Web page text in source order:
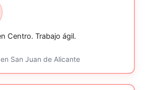
Centro. Trabajo ágil.
en San Juan de Alicante